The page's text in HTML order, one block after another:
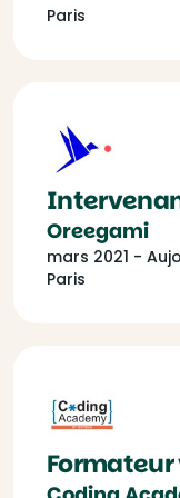
Paris
Oreegami
mars 2021 -
Paris